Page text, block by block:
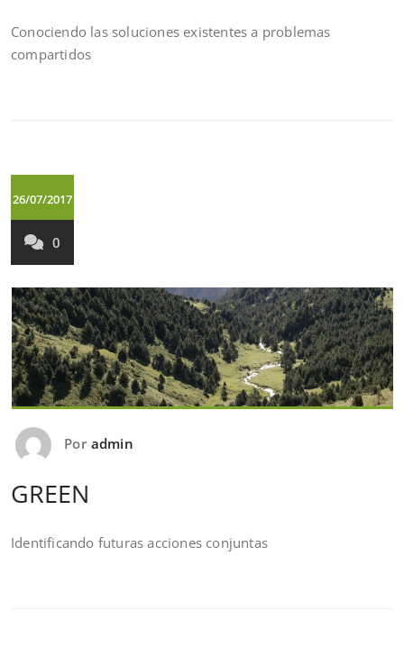
Conociendo las soluciones existentes a problemas
compartidos
26/07/2017
0
Por admin
GREEN
Identificando futuras acciones conjuntas